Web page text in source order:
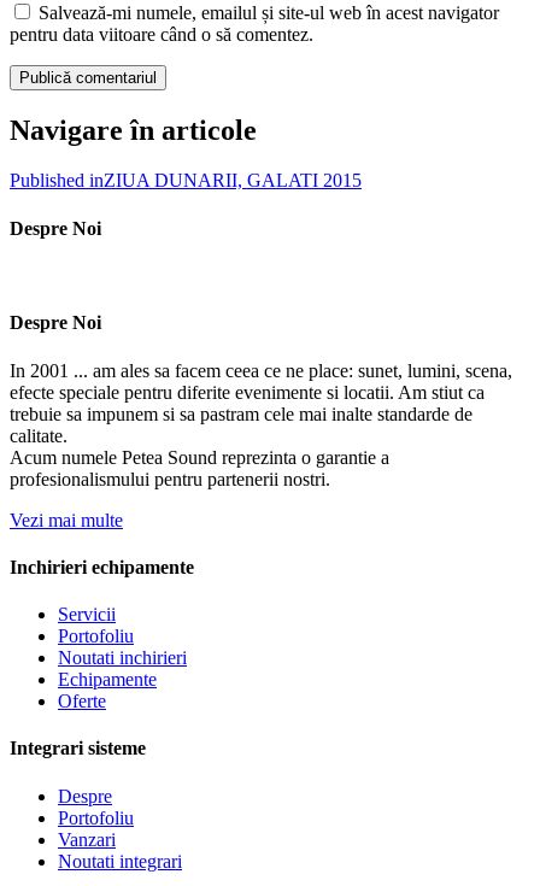
Salvează-mi numele, emailul și site-ul web în acest navigator
pentru data viitoare când o să comentez.
Navigare în articole
Published inZIUA DUNARII, GALATI 2015
Despre Noi
Despre Noi
In 2001 ... am ales sa facem ceea ce ne place: sunet, lumini, scena,
efecte speciale pentru diferite evenimente si locatii. Am stiut ca
trebuie sa impunem si sa pastram cele mai inalte standarde de
calitate.
Acum numele Petea Sound reprezinta o garantie a
profesionalismului pentru partenerii nostri.
Vezi mai multe
Inchirieri echipamente
Servicii
Portofoliu
Noutati inchirieri
Echipamente
Oferte
Integrari sisteme
Despre
Portofoliu
Vanzari
Noutati integrari